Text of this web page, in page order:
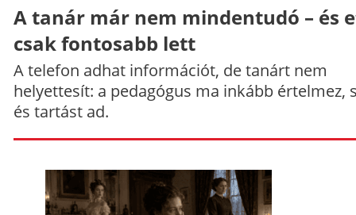
A tanár már nem mindentudó – és
csak fontosabb lett
A telefon adhat információt, de tanárt nem
helyettesít: a pedagógus ma inkább értelmez,
és tartást ad.